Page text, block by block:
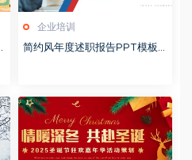
企业培训
简约风年度述职报告PPT模板2